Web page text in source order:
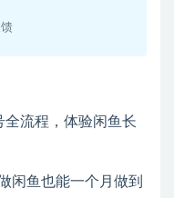
闲鱼也能一个月做到